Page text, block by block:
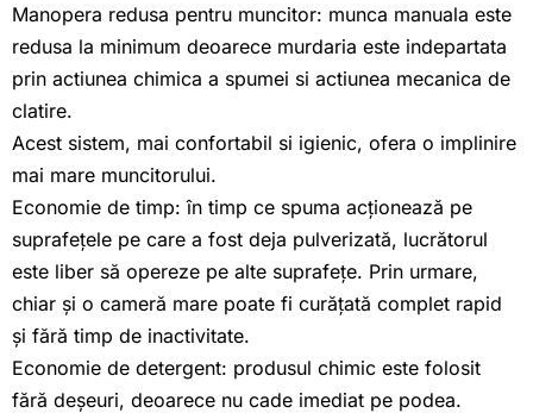
Manopera redusa pentru muncitor: munca manuala este
redusa la minimum deoarece murdaria este indepartata
prin actiunea chimica a spumei si actiunea mecanica de
clatire.
Acest sistem, mai confortabil si igienic, ofera o implinire
mai mare muncitorului.
Economie de timp: în timp ce spuma acționează pe
suprafețele pe care a fost deja pulverizată, lucrătorul
este liber să opereze pe alte suprafețe. Prin urmare,
chiar și o cameră mare poate fi curățată complet rapid
și fără timp de inactivitate.
Economie de detergent: produsul chimic este folosit
fără deșeuri, deoarece nu cade imediat pe podea.